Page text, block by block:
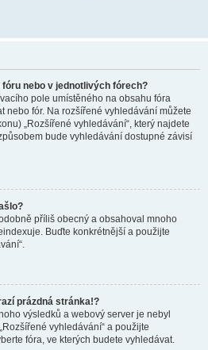
nebo v jednotlivých fórech?
pole umístěného na obsahu fóra
nebo fór. Na rozšířené vyhledávání můžete
„Rozšířené vyhledávání“, který najdete
bude vyhledávání dostupné závisí
příliš obecný a obsahoval mnoho
Buďte konkrétnější a použijte
prázdná stránka!?
výsledků a webový server je nebyl
vyhledávání“ a použijte
fóra, ve kterých budete vyhledávat.